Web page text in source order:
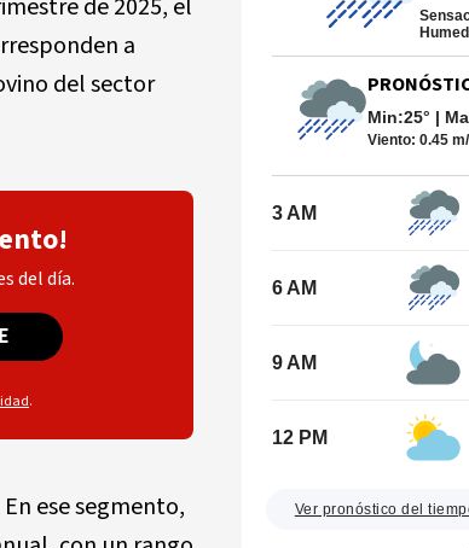
de 2025, el
a
del sector
del día.
.
ese segmento,
Min:25° |
Viento: 0.45
3 AM
6 AM
9 AM
12 PM
Ver pronóstico del